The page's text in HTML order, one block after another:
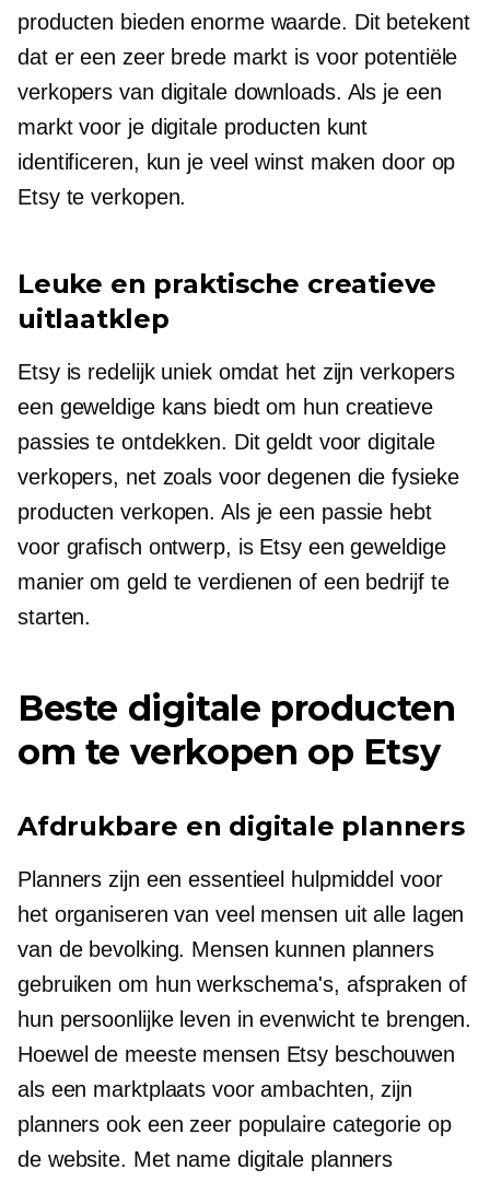
producten bieden enorme waarde. Dit betekent
dat er een zeer brede markt is voor potentiële
verkopers van digitale downloads. Als je een
markt voor je digitale producten kunt
identificeren, kun je veel winst maken door op
Etsy te verkopen.
Leuke en praktische creatieve
uitlaatklep
Etsy is redelijk uniek omdat het zijn verkopers
een geweldige kans biedt om hun creatieve
passies te ontdekken. Dit geldt voor digitale
verkopers, net zoals voor degenen die fysieke
producten verkopen. Als je een passie hebt
voor grafisch ontwerp, is Etsy een geweldige
manier om geld te verdienen of een bedrijf te
starten.
Beste digitale producten
om te verkopen op Etsy
Afdrukbare en digitale planners
Planners zijn een essentieel hulpmiddel voor
het organiseren van veel mensen uit alle lagen
van de bevolking. Mensen kunnen planners
gebruiken om hun werkschema's, afspraken of
hun persoonlijke leven in evenwicht te brengen.
Hoewel de meeste mensen Etsy beschouwen
als een marktplaats voor ambachten, zijn
planners ook een zeer populaire categorie op
de website. Met name digitale planners